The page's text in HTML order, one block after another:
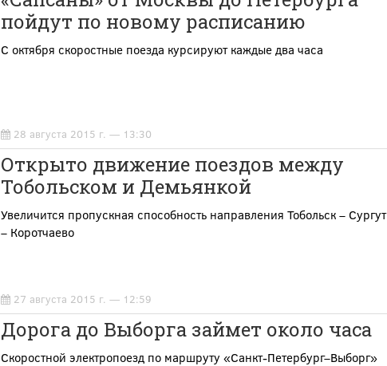
пойдут по новому расписанию
С октября скоростные поезда курсируют каждые два часа
28 августа 2015 г. — 13:30
Открыто движение поездов между
Тобольском и Демьянкой
Увеличится пропускная способность направления Тобольск – Сургут
– Коротчаево
27 августа 2015 г. — 12:59
Дорога до Выборга займет около часа
Скоростной электропоезд по маршруту «Санкт-Петербург–Выборг»